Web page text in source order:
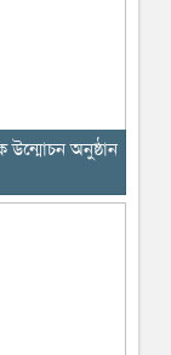
উন্মোচন অনুষ্ঠান